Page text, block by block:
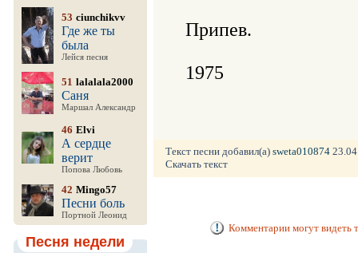
53 ciunchikvv
Где же ты
была
Лейся песня
51 lalalala2000
Саня
Маршал Александр
46 Elvi
А сердце
верит
Попова Любовь
42 Mingo57
Песни боль
Портной Леонид
Песня недели
Припев.
Текст песни добавил(а) sweta010874
Скачать текст
Комментарии могут видеть